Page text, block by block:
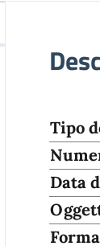
Tipo
Data